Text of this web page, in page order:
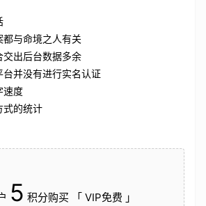
与命境之人有关
出后台数据多余
并没有进行实名认证
速度
式的统计
5 积分购买 「 VIP免费 」